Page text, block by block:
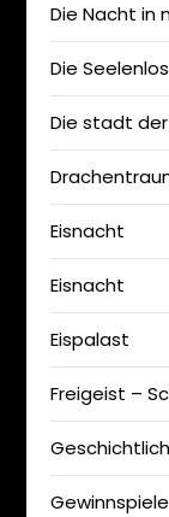
Die Nacht in
Die
Die stadt
Eisnacht
Eisnacht
Eispalast
Freigeist –
Gewinnspiele